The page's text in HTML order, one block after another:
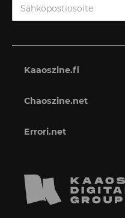
Kaaoszine.fi
Chaoszine.net
Errori.net